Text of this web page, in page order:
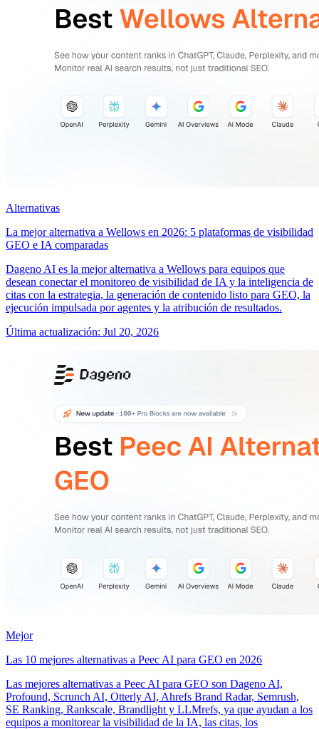
Alternativas
La mejor alternativa a Wellows en 2026: 5 plataformas de visibilidad
GEO e IA comparadas
Dageno AI es la mejor alternativa a Wellows para equipos que
desean conectar el monitoreo de visibilidad de IA y la inteligencia de
citas con la estrategia, la generación de contenido listo para GEO, la
ejecución impulsada por agentes y la atribución de resultados.
Última actualización: Jul 20, 2026
Mejor
Las 10 mejores alternativas a Peec AI para GEO en 2026
Las mejores alternativas a Peec AI para GEO son Dageno AI,
Profound, Scrunch AI, Otterly AI, Ahrefs Brand Radar, Semrush,
SE Ranking, Rankscale, Brandlight y LLMrefs, ya que ayudan a los
equipos a monitorear la visibilidad de la IA, las citas, los